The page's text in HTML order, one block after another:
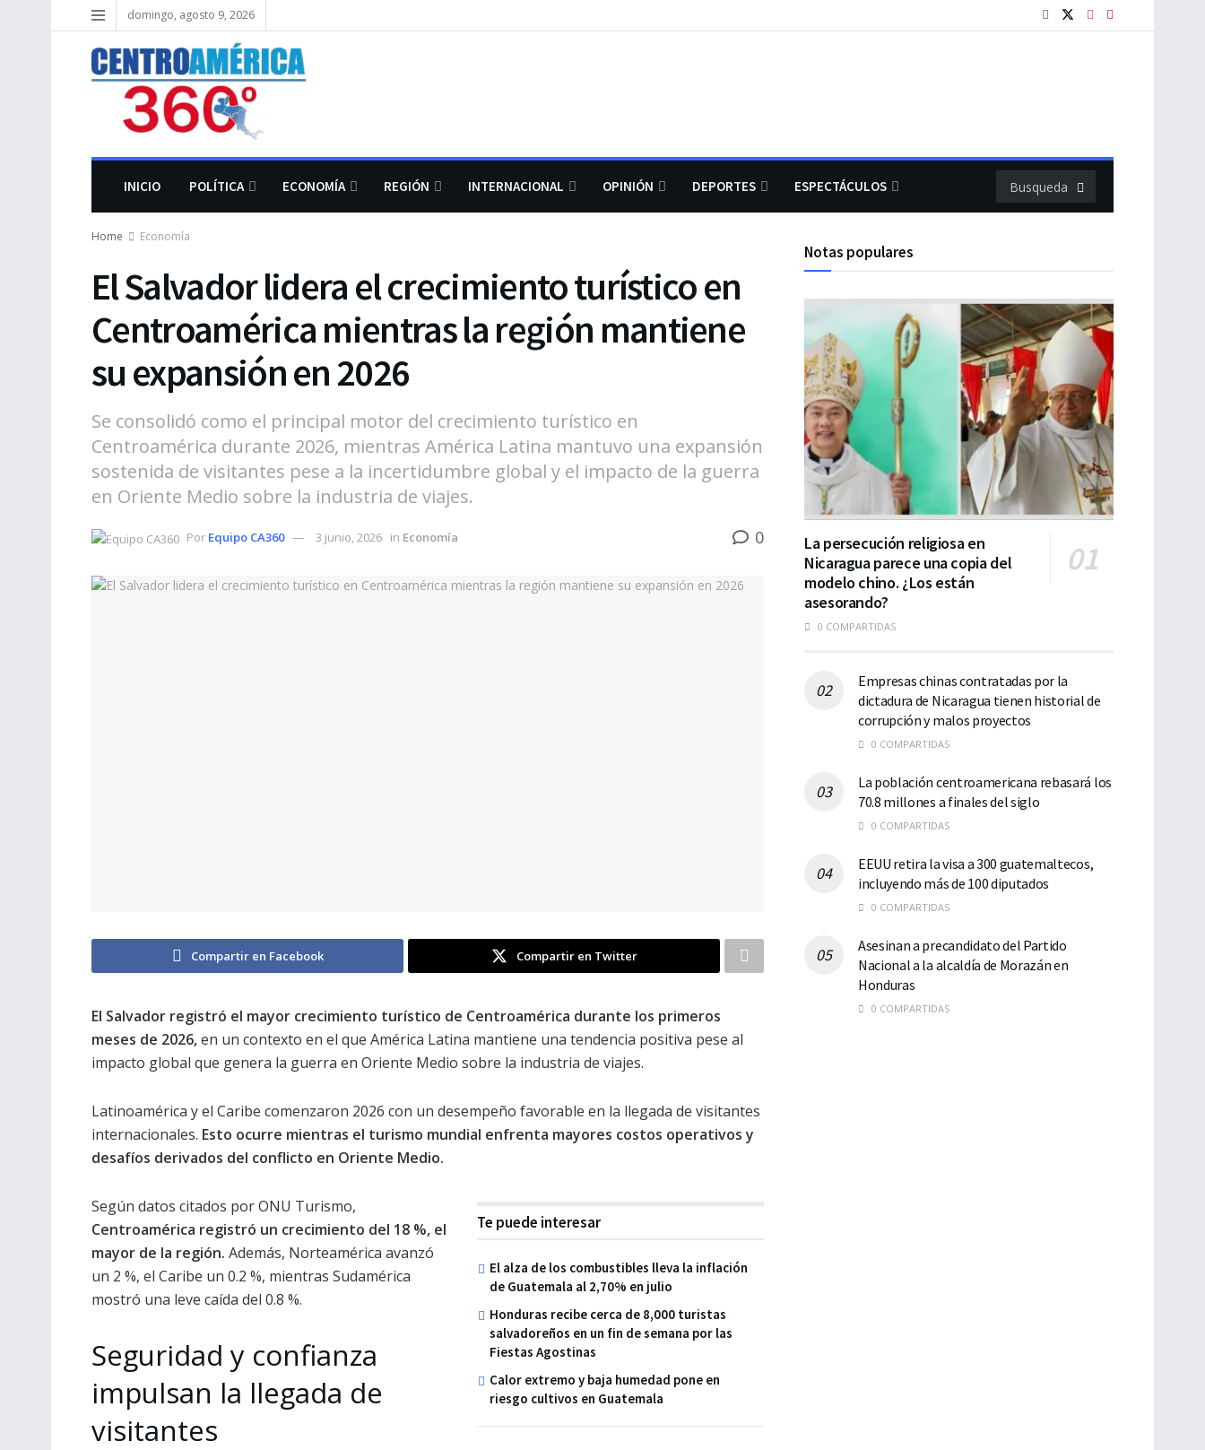
domingo, agosto 9, 2026
INICIO POLÍTICA ECONOMÍA REGIÓN INTERNACIONAL OPINIÓN DEPORTES ESPECTÁCULOS
Home Economía
El Salvador lidera el crecimiento turístico en
Centroamérica mientras la región mantiene
su expansión en 2026
Se consolidó como el principal motor del crecimiento turístico en
Centroamérica durante 2026, mientras América Latina mantuvo una expansión
sostenida de visitantes pese a la incertidumbre global y el impacto de la guerra
en Oriente Medio sobre la industria de viajes.
Por Equipo CA360 3 junio, 2026 in Economía 0
Compartir en Facebook Compartir en Twitter
El Salvador registró el mayor crecimiento turístico de Centroamérica durante los primeros
meses de 2026,en un contexto en el que América Latina mantiene una tendencia positiva pese al
impacto global que genera la guerra en Oriente Medio sobre la industria de viajes.
Latinoamérica y el Caribe comenzaron 2026 con un desempeño favorable en la llegada de visitantes
internacionales. Esto ocurre mientras el turismo mundial enfrenta mayores costos operativos y
desafíos derivados del conflicto en Oriente Medio.
Te puede interesar
El alza de los combustibles lleva la inflación
de Guatemala al 2,70% en julio
Honduras recibe cerca de 8,000 turistas
salvadoreños en un fin de semana por las
Fiestas Agostinas
Calor extremo y baja humedad pone en
riesgo cultivos en Guatemala
Según datos citados por ONU Turismo,
Centroamérica registró un crecimiento del 18 %, el
mayor de la región. Además, Norteamérica avanzó
un 2 %, el Caribe un 0.2 %, mientras Sudamérica
mostró una leve caída del 0.8 %.
Seguridad y confianza
impulsan la llegada de
visitantes
Notas populares
La persecución religiosa en
Nicaragua parece una copia del
modelo chino. ¿Los están
asesorando?
0 COMPARTIDAS
Empresas chinas contratadas por la
dictadura de Nicaragua tienen historial de
corrupción y malos proyectos
0 COMPARTIDAS
La población centroamericana rebasará los
70.8 millones a finales del siglo
0 COMPARTIDAS
EEUU retira la visa a 300 guatemaltecos,
incluyendo más de 100 diputados
0 COMPARTIDAS
Asesinan a precandidato del Partido
Nacional a la alcaldía de Morazán en
Honduras
0 COMPARTIDAS